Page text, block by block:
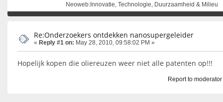
Neoweb:Innovatie, Technologie, Duurzaamheid & Milieu
Re:Onderzoekers ontdekken nanosupergeleider
« Reply #1 on: May 28, 2010, 09:58:02 PM »
Hopelijk kopen die oliereuzen weer niet alle patenten op!!!
Report to moderator